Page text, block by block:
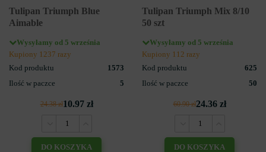
Tulipan Triumph Blue
Aimable
Wysyłamy od 5 września
Kupiony 1237 razy
Kod produktu
1573
Ilość w paczce
5
24.38 zł10.97 zł
DO KOSZYKA
Tulipan Triumph Mix 8/10
50 szt
Wysyłamy od 5 września
Kupiony 112 razy
Kod produktu
625
Ilość w paczce
50
60.90 zł24.36 zł
DO KOSZYKA